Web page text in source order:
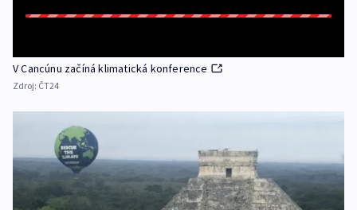
V Cancúnu začíná klimatická konference
Zdroj: ČT24